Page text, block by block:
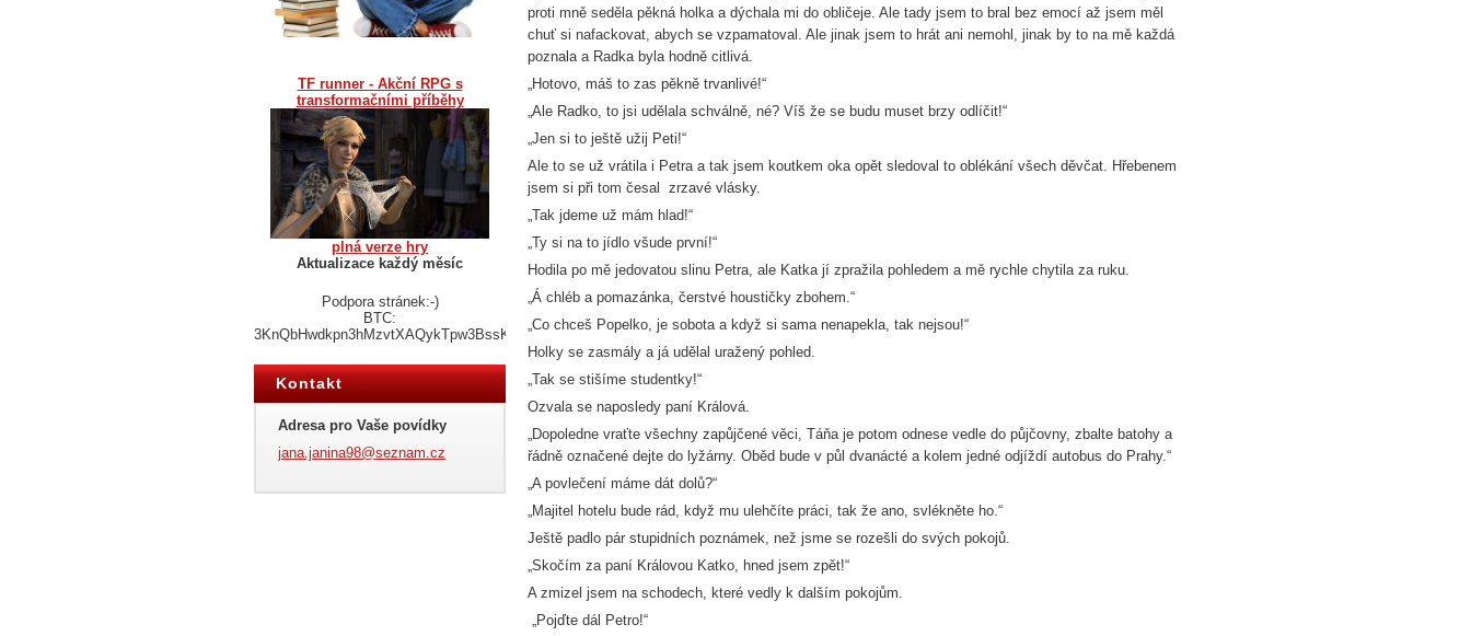
proti mně seděla pěkná holka a dýchala mi do obličeje. Ale tady jsem to bral bez emocí až jsem měl
chuť si nafackovat, abych se vzpamatoval. Ale jinak jsem to hrát ani nemohl, jinak by to na mě každá
poznala a Radka byla hodně citlivá.
„Hotovo, máš to zas pěkně trvanlivé!“
„Ale Radko, to jsi udělala schválně, né? Víš že se budu muset brzy odlíčit!“
„Jen si to ještě užij Peti!“
Ale to se už vrátila i Petra a tak jsem koutkem oka opět sledoval to oblékání všech děvčat. Hřebenem
jsem si při tom česal zrzavé vlásky.
„Tak jdeme už mám hlad!“
„Ty si na to jídlo všude první!“
Hodila po mě jedovatou slinu Petra, ale Katka jí zpražila pohledem a mě rychle chytila za ruku.
„Á chléb a pomazánka, čerstvé houstičky zbohem.“
„Co chceš Popelko, je sobota a když si sama nenapekla, tak nejsou!“
Holky se zasmály a já udělal uražený pohled.
„Tak se stišíme studentky!“
Ozvala se naposledy paní Králová.
„Dopoledne vraťte všechny zapůjčené věci, Táňa je potom odnese vedle do půjčovny, zbalte batohy a
řádně označené dejte do lyžárny. Oběd bude v půl dvanácté a kolem jedné odjíždí autobus do Prahy.“
„A povlečení máme dát dolů?“
„Majitel hotelu bude rád, když mu ulehčíte práci, tak že ano, svlékněte ho.“
Ještě padlo pár stupidních poznámek, než jsme se rozešli do svých pokojů.
„Skočím za paní Královou Katko, hned jsem zpět!“
A zmizel jsem na schodech, které vedly k dalším pokojům.
„Pojďte dál Petro!“
TF runner - Akční RPG s
transformačními příběhy
plná verze hry
Aktualizace každý měsíc
Podpora stránek:-)
BTC:
3KnQbHwdkpn3hMzvtXAQykTpw3BssKNY3N
Kontakt
Adresa pro Vaše povídky
jana.janina98@seznam.cz